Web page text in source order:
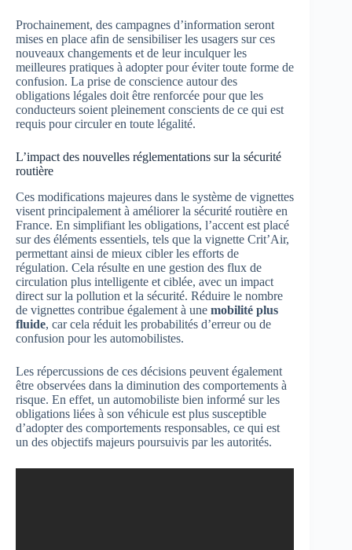
Prochainement, des campagnes d’information seront
mises en place afin de sensibiliser les usagers sur ces
nouveaux changements et de leur inculquer les
meilleures pratiques à adopter pour éviter toute forme de
confusion. La prise de conscience autour des
obligations légales doit être renforcée pour que les
conducteurs soient pleinement conscients de ce qui est
requis pour circuler en toute légalité.
L’impact des nouvelles réglementations sur la sécurité
routière
Ces modifications majeures dans le système de vignettes
visent principalement à améliorer la sécurité routière en
France. En simplifiant les obligations, l’accent est placé
sur des éléments essentiels, tels que la vignette Crit’Air,
permettant ainsi de mieux cibler les efforts de
régulation. Cela résulte en une gestion des flux de
circulation plus intelligente et ciblée, avec un impact
direct sur la pollution et la sécurité. Réduire le nombre
de vignettes contribue également à une mobilité plus
fluide, car cela réduit les probabilités d’erreur ou de
confusion pour les automobilistes.
Les répercussions de ces décisions peuvent également
être observées dans la diminution des comportements à
risque. En effet, un automobiliste bien informé sur les
obligations liées à son véhicule est plus susceptible
d’adopter des comportements responsables, ce qui est
un des objectifs majeurs poursuivis par les autorités.